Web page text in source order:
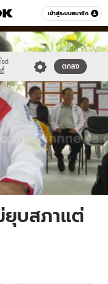
เข้าสู่ระบบสมาชิก
หมวดอื่นๆ
ซต์
กี้
ตกลง
ยุบสภาแต่